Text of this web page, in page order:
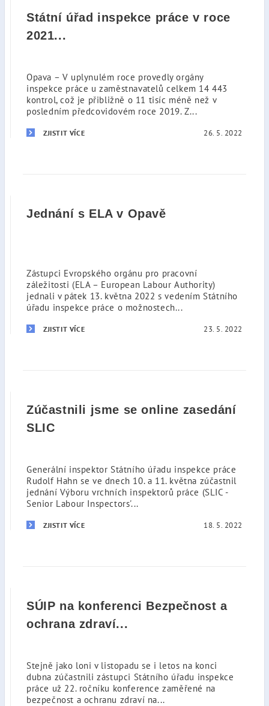
Státní úřad inspekce práce v roce
2021...
Opava – V uplynulém roce provedly orgány
inspekce práce u zaměstnavatelů celkem 14 443
kontrol, což je přibližně o 11 tisíc méně než v
posledním předcovidovém roce 2019. Z...
ZJISTIT VÍCE 26. 5. 2022
Jednání s ELA v Opavě
Zástupci Evropského orgánu pro pracovní
záležitosti (ELA – European Labour Authority)
jednali v pátek 13. května 2022 s vedením Státního
úřadu inspekce práce o možnostech...
ZJISTIT VÍCE 23. 5. 2022
Zúčastnili jsme se online zasedání
SLIC
Generální inspektor Státního úřadu inspekce práce
Rudolf Hahn se ve dnech 10. a 11. května zúčastnil
jednání Výboru vrchních inspektorů práce (SLIC -
Senior Labour Inspectors'...
ZJISTIT VÍCE 18. 5. 2022
SÚIP na konferenci Bezpečnost a
ochrana zdraví...
Stejně jako loni v listopadu se i letos na konci
dubna zúčastnili zástupci Státního úřadu inspekce
práce už 22. ročníku konference zaměřené na
bezpečnost a ochranu zdraví na...